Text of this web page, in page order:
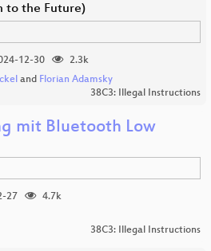
to the Future)
12-30
2.3k
and Florian Adamsky
38C3: Illegal Instructions
mit Bluetooth Low
27
4.7k
38C3: Illegal Instructions